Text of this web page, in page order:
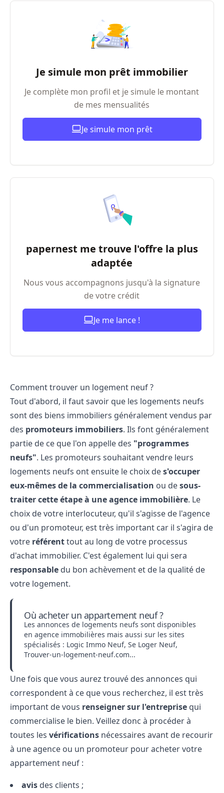
Je simule mon prêt immobilier
Je complète mon profil et je simule le montant
de mes mensualités
Je simule mon prêt
papernest me trouve l'offre la plus
adaptée
Nous vous accompagnons jusqu'à la signature
de votre crédit
Je me lance !
Comment trouver un logement neuf ?
Tout d'abord, il faut savoir que les logements neufs
sont des biens immobiliers généralement vendus par
des promoteurs immobiliers. Ils font généralement
partie de ce que l'on appelle des "programmes
neufs". Les promoteurs souhaitant vendre leurs
logements neufs ont ensuite le choix des'occuper
eux-mêmes de la commercialisation ou desous-
traiter cette étape à une agence immobilière. Le
choix de votre interlocuteur, qu'il s'agisse de l'agence
ou d'un promoteur, est très important car il s'agira de
votre référenttout au long de votre processus
d'achat immobilier. C'est également lui qui sera
responsable du bon achèvement et de la qualité de
votre logement.
Où acheter un appartement neuf ?
Les annonces de logements neufs sont disponibles
en agence immobilières mais aussi sur les sites
spécialisés : Logic Immo Neuf, Se Loger Neuf,
Trouver-un-logement-neuf.com...
Une fois que vous aurez trouvé des annonces qui
correspondent à ce que vous recherchez, il est très
important de vous renseigner sur l'entreprise qui
commercialise le bien. Veillez donc à procéder à
toutes les vérifications nécessaires avant de recourir
à une agence ou un promoteur pour acheter votre
appartement neuf :
avis des clients ;